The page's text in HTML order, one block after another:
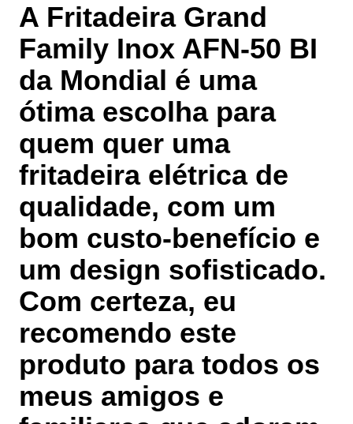
A Fritadeira Grand
Family Inox AFN-50 BI
da Mondial é uma
ótima escolha para
quem quer uma
fritadeira elétrica de
qualidade, com um
bom custo-benefício e
um design sofisticado.
Com certeza, eu
recomendo este
produto para todos os
meus amigos e